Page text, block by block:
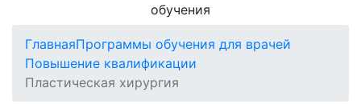
обучения
ГлавнаяПрограммы обучения для врачей
Повышение квалификации
Пластическая хирургия